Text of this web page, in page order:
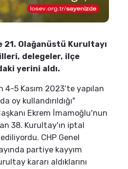
Olağanüstü Kurultayı
delegeler, ilçe
yerini aldı.
4-5 Kasım 2023'te yapılan
oy kullandırıldığı"
Ekrem İmamoğlu'nun
38. Kurultay'ın iptal
CHP Genel
partiye kayyım
kararı aldıklarını